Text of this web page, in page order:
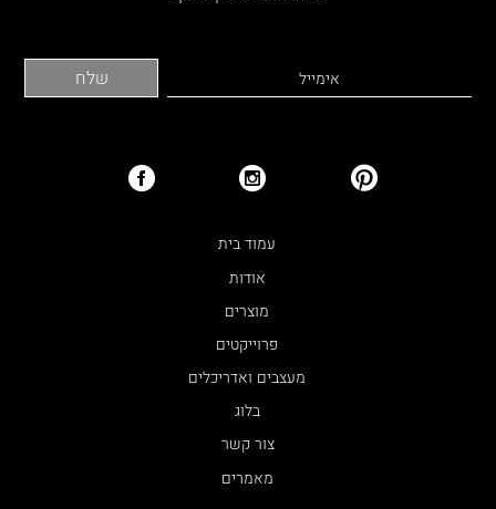
עמוד בית
אודות
מוצרים
פרוייקטים
מעצבים ואדריכלים
בלוג
צור קשר
מאמרים